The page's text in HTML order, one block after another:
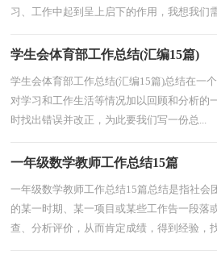
习、工作中起到呈上启下的作用，我想我们
学生会体育部工作总结(汇编15篇)
学生会体育部工作总结(汇编15篇)总结在一
对学习和工作生活等情况加以回顾和分析的
时找出错误并改正，为此要我们写一份总...
一年级数学教师工作总结15篇
一年级数学教师工作总结15篇总结是指社会
的某一时期、某一项目或某些工作告一段落
查、分析评价，从而肯定成绩，得到经验，